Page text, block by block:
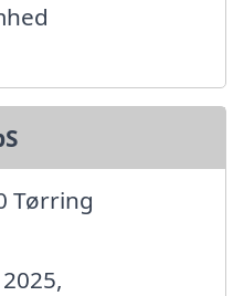
Tørring